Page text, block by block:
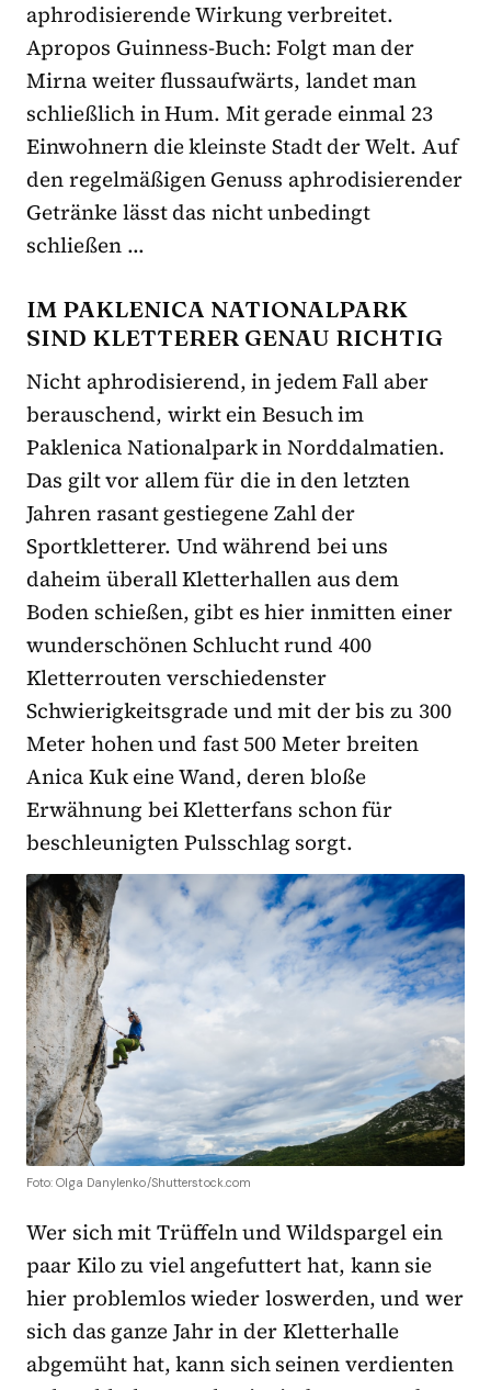
aphrodisierende Wirkung verbreitet.
Apropos Guinness-Buch: Folgt man der
Mirna weiter flussaufwärts, landet man
schließlich in Hum. Mit gerade einmal 23
Einwohnern die kleins­te Stadt der Welt. Auf
den regelmäßigen Genuss aphrodisierender
Getränke lässt das nicht unbedingt
schließen …
IM PAKLENICA NATIONALPARK
SIND KLETTERER GENAU RICHTIG
Nicht aphrodisierend, in jedem Fall aber
berauschend, wirkt ein Besuch im
Paklenica Nationalpark in Norddalmatien.
Das gilt vor allem für die in den letzten
Jahren rasant gestiegene Zahl der
Sportkletterer. Und während bei uns
daheim überall Kletterhallen aus dem
Boden schießen, gibt es hier inmitten einer
wunderschönen Schlucht rund 400
Kletterrouten verschiedenster
Schwierigkeitsgrade und mit der bis zu 300
Meter hohen und fast 500 Meter breiten
Anica Kuk eine Wand, deren bloße
Erwähnung bei Kletterfans schon für
beschleunigten Pulsschlag sorgt.
Foto: Olga Danylenko/Shutterstock.com
Wer sich mit Trüffeln und Wildspargel ein
paar Kilo zu viel angefuttert hat, kann sie
hier problemlos wieder loswerden, und wer
sich das ganze Jahr in der Kletterhalle
abgemüht hat, kann sich seinen verdienten